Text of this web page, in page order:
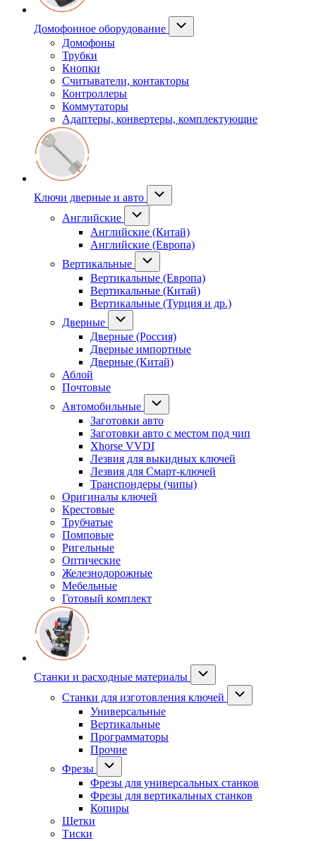
Домофонное оборудование
Домофоны
Трубки
Кнопки
Считыватели, контакторы
Контроллеры
Коммутаторы
Адаптеры, конвертеры, комплектующие
Ключи дверные и авто
Английские
Английские (Китай)
Английские (Европа)
Вертикальные
Вертикальные (Европа)
Вертикальные (Китай)
Вертикальные (Турция и др.)
Дверные
Дверные (Россия)
Дверные импортные
Дверные (Китай)
Аблой
Почтовые
Автомобильные
Заготовки авто
Заготовки авто с местом под чип
Xhorse VVDI
Лезвия для выкидных ключей
Лезвия для Смарт-ключей
Транспондеры (чипы)
Оригиналы ключей
Крестовые
Трубчатые
Помповые
Ригельные
Оптические
Железнодорожные
Мебельные
Готовый комплект
Станки и расходные материалы
Станки для изготовления ключей
Универсальные
Вертикальные
Программаторы
Прочие
Фрезы
Фрезы для универсальных станков
Фрезы для вертикальных станков
Копиры
Щетки
Тиски